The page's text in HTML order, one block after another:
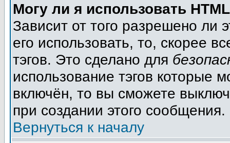
Могу ли я использовать
Зависит от того разрешено ли
его использовать, то, скорее
тэгов. Это сделано для
использование тэгов которые
включён, то вы сможете
при создании этого сообщения.
Вернуться к началу